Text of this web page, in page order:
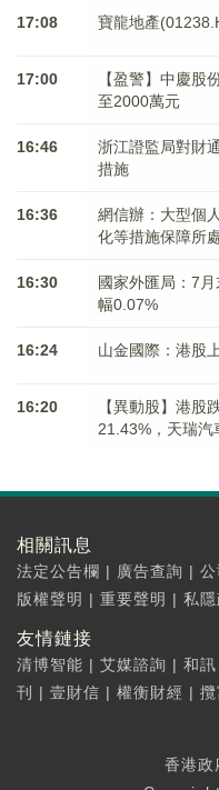
17:08 寶龍地產
17:00
【盈警】中慶股
至2000萬元
16:46
浙江證監局對財
措施
16:36
網信辦：大型個
化等措施保障所
16:30
國家外匯局：7
幅0.07%
16:24 山金國際：港股
16:20
【異動股】港股
21.43%，天瑞
相關訊息
法定公告欄 | 廣告查詢 |
版權聲明 | 重要聲明 | 私
友情鏈接
清博智能 | 艾媒諮詢 | 和訊
刊
| 壹財信 | 權衡財經 |
香港政